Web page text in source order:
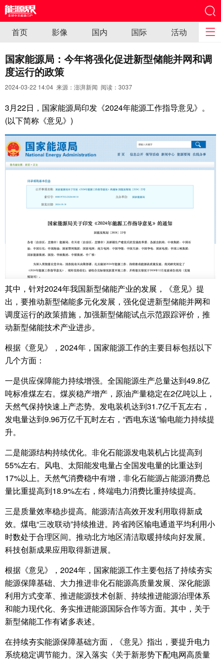
首页 影像 国内 国际 活动
国家能源局：今年将强化促进新型储能并网和调
度运行的政策
2024-03-22 14:04 来源：澎湃新闻 阅读： 3037
3月22日，国家能源局印发《2024年能源工作指导意见》。
(以下简称《意见》)
其中，针对2024年我国新型储能产业的发展，《意见》提
出，要推动新型储能多元化发展，强化促进新型储能并网和
调度运行的政策措施，加强新型储能试点示范跟踪评价，推
动新型储能技术产业进步。
根据《意见》，2024年，国家能源工作的主要目标包括以下
几个方面：
一是供应保障能力持续增强。全国能源生产总量达到49.8亿
吨标准煤左右。煤炭稳产增产，原油产量稳定在2亿吨以上，
天然气保持快速上产态势。发电装机达到31.7亿千瓦左右，
发电量达到9.96万亿千瓦时左右，“西电东送”输电能力持续提
升。
二是能源结构持续优化。非化石能源发电装机占比提高到
55%左右。风电、太阳能发电量占全国发电量的比重达到
17%以上。天然气消费稳中有增，非化石能源占能源消费总
量比重提高到18.9%左右，终端电力消费比重持续提高。
三是质量效率稳步提高。能源清洁高效开发利用取得新成
效。煤电“三改联动”持续推进。跨省跨区输电通道平均利用小
时数处于合理区间。推动北方地区清洁取暖持续向好发展。
科技创新成果应用取得新进展。
根据《意见》，2024年，国家能源工作主要包括了持续夯实
能源保障基础、大力推进非化石能源高质量发展、深化能源
利用方式变革、推进能源技术创新、持续推进能源治理体系
和能力现代化、务实推进能源国际合作等方面。其中，关于
新型储能工作有诸多表述。
在持续夯实能源保障基础方面，《意见》指出，要提升电力
系统稳定调节能力。深入落实《关于新形势下配电网高质量